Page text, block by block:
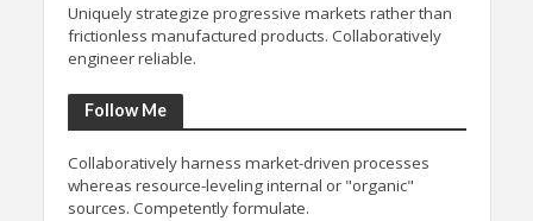
Uniquely strategize progressive markets rather than
frictionless manufactured products. Collaboratively
engineer reliable.
Follow Me
Collaboratively harness market-driven processes
whereas resource-leveling internal or "organic"
sources. Competently formulate.